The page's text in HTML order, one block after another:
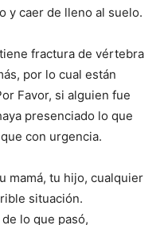
y caer de lleno al suelo.
fractura de vértebra
por lo cual están
Favor, si alguien fue
presenciado lo que
con urgencia.
mamá, tu hijo, cualquier
situación.
lo que pasó,